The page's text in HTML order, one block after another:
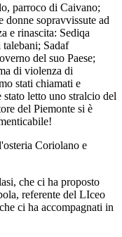
parroco di Caivano;
donne sopravvissute ad
e rinascita: Sediqa
Sadaf
del suo Paese;
di violenza di
stati chiamati e
letto uno stralcio del
del Piemonte si è
Coriolano e
che ci ha proposto
referente del LIceo
ci ha accompagnati in